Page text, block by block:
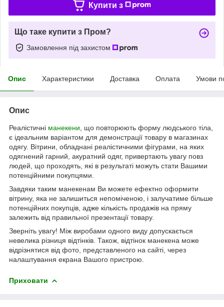
Купити з
Що таке купити з Пром?
Замовлення під захистом
Опис Характеристики Доставка Оплата Умови
Опис
Реалістичні манекени , що повторюють форму людського тіла,
є ідеальним варіантом для демонстрації товару в магазинах
одягу. Вітрини, обладнані реалістичними фігурами, на яких
одягнений гарний, акуратний одяг, привертають увагу повз
людей, що проходять, які в результаті можуть стати Вашими
потенційними покупцями.
Завдяки таким манекенам Ви можете ефектно оформити
вітрину, яка не залишиться непоміченою, і залучатиме більше
потенційних покупців, адже кількість продажів на пряму
залежить від правильної презентації товару.
Зверніть увагу! Між виробами одного виду допускається
невелика різниця відтінків. Також, відтінок манекена може
відрізнятися від фото, представленого на сайті, через
налаштування екрана Вашого пристрою.
Приховати